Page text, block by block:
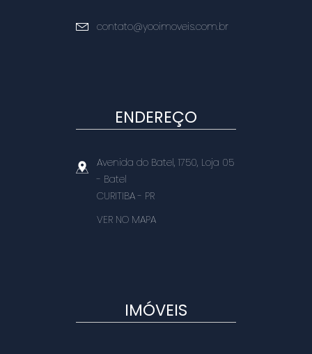
contato@yooimoveis.com.br
ENDEREÇO
Avenida do Batel, 1750, Loja 05
- Batel
CURITIBA- PR
VER NO MAPA
IMÓVEIS